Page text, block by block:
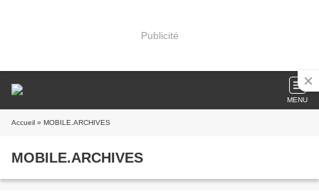
Publicité
MENU
Accueil » MOBILE.ARCHIVES
MOBILE.ARCHIVES